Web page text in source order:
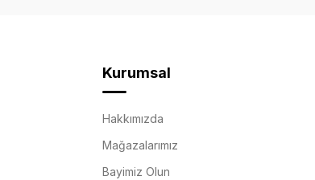
Kurumsal
Hakkımızda
Mağazalarımız
Bayimiz Olun